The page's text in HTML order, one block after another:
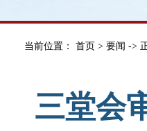
当前位置： 首页 > 要闻 ->
三堂会